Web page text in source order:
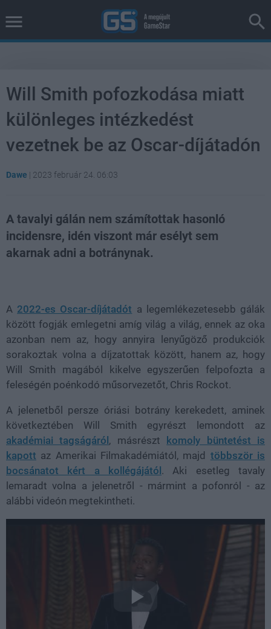
Will Smith pofozkodása miatt
különleges intézkedést
vezetnek be az Oscar-díjátadón
Dawe | 2023 február 24. 06:03
A tavalyi gálán nem számítottak hasonló
incidensre, idén viszont már esélyt sem
akarnak adni a botránynak.
A 2022-es Oscar-díjátadót a legemlékezetesebb gálák
között fogják emlegetni amíg világ a világ, ennek az oka
azonban nem az, hogy annyira lenyűgöző produkciók
sorakoztak volna a díjzatottak között, hanem az, hogy
Will Smith magából kikelve egyszerűen felpofozta a
feleségén poénkodó műsorvezetőt, Chris Rockot.
A jelenetből persze óriási botrány kerekedett, aminek
következtében Will Smith egyrészt lemondott az
akadémiai tagságáról , másrészt
komoly büntetést is
kapott az Amerikai Filmakadémiától, majd többször is
bocsánatot kért a kollégájától . Aki esetleg tavaly
lemaradt volna a jelenetről - mármint a pofonról - az
alábbi videón megtekintheti.